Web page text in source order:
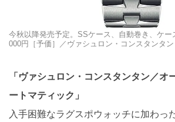
今秋以降発売予定。SSケース、自動巻き、ケー
000円［予価］／ヴァシュロン・コンスタンタ
「ヴァシュロン・コンスタンタン／オ
ートマティック」
入手困難なラグスポウォッチに加わっ